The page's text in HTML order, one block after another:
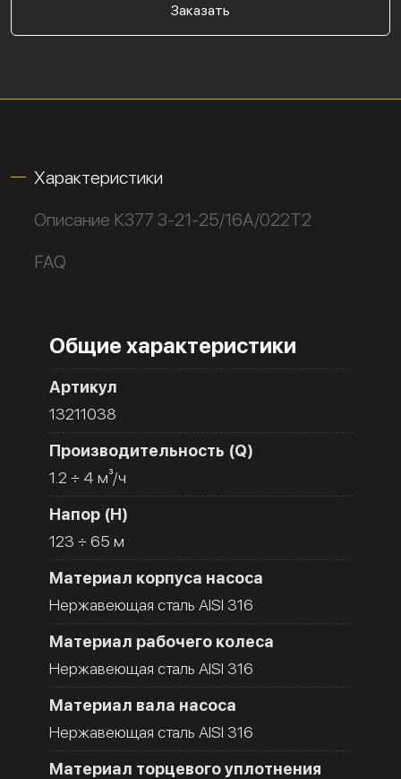
Заказать
Характеристики
Описание К377 3-21-25/16А/022Т2
FAQ
Общие характеристики
Артикул
13211038
Производительность (Q)
1.2 ÷ 4 м³/ч
Напор (H)
123 ÷ 65 м
Материал корпуса насоса
Нержавеющая сталь AISI 316
Материал рабочего колеса
Нержавеющая сталь AISI 316
Материал вала насоса
Нержавеющая сталь AISI 316
Материал торцевого уплотнения